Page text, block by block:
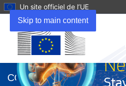
Skip to main content
Un site officiel de l’UE
dans
une
CORDIS